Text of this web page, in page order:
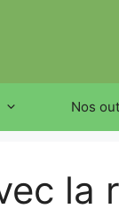
Nos
la